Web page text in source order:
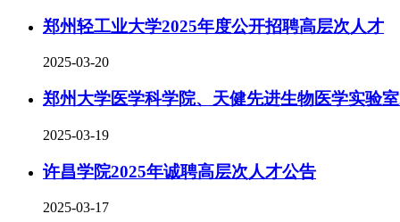
郑州轻工业大学2025年度公开招聘高层次人才
2025-03-20
郑州大学医学科学院、天健先进生物医学实验
2025-03-19
许昌学院2025年诚聘高层次人才公告
2025-03-17